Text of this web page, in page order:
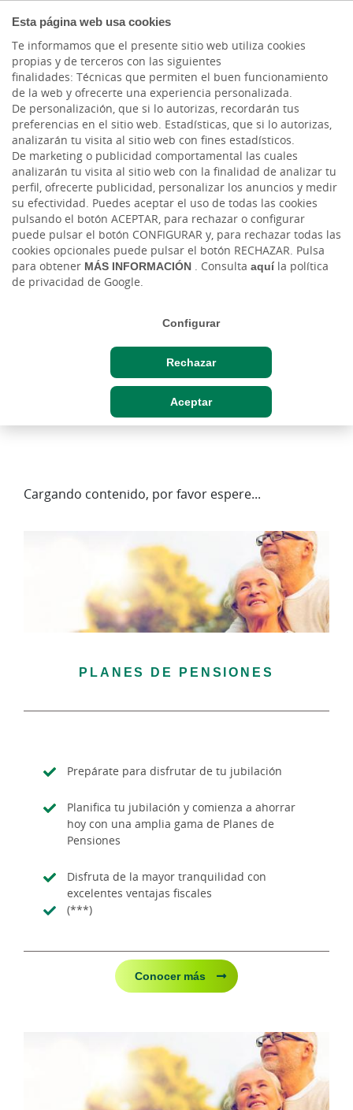
Esta página web usa cookies
Te informamos que el presente sitio web utiliza cookies
propias y de terceros con las siguientes
finalidades: Técnicas que permiten el buen funcionamiento
de la web y ofrecerte una experiencia personalizada.
De personalización, que si lo autorizas, recordarán tus
preferencias en el sitio web. Estadísticas, que si lo autorizas,
analizarán tu visita al sitio web con fines estadísticos.
De marketing o publicidad comportamental las cuales
analizarán tu visita al sitio web con la finalidad de analizar tu
perfil, ofrecerte publicidad, personalizar los anuncios y medir
su efectividad. Puedes aceptar el uso de todas las cookies
pulsando el botón ACEPTAR, para rechazar o configurar
puede pulsar el botón CONFIGURAR y, para rechazar todas las
cookies opcionales puede pulsar el botón RECHAZAR. Pulsa
para obtener MÁS INFORMACIÓN . Consulta aquíla política
de privacidad de Google.
Configurar
Rechazar
Aceptar
El nivel de riesgo de nuestros Planes de Pensiones oscila entre 2 y 7. Es un
indicador que mide el riesgo del Plan de Pensiones y se calcula en base a
datos históricos que, no obstante, pueden no constituir una indicación
fiable del futuro perfil de riesgo del Plan. Además, no hay garantías de que
largo del tiempo. Puedes consultar la información relativa al nivel de riesgo
de nuestros Planes de Pensiones enwww.segurosrga.es.
El cobro de la prestación o el ejercicio del derecho de rescate sólo es
posible en caso de acaecimiento de alguna de las contingencias o
supuestos excepcionales de liquidez regulados en la normativa de planes y
fondos de pensiones.
El valor de los derechos de movilización, de las prestaciones y de los
supuestos excepcionales de liquidez depende del valor de mercado de los
activos del fondo de pensiones y puede provocar pérdidas relevantes.
Cargando contenido, por favor espere...
PLANES DE PENSIONES
Prepárate para disfrutar de tu jubilación
Planifica tu jubilación y comienza a ahorrar
hoy con una amplia gama de Planes de
Pensiones
Disfruta de la mayor tranquilidad con
excelentes ventajas fiscales
(***)
Conocer más